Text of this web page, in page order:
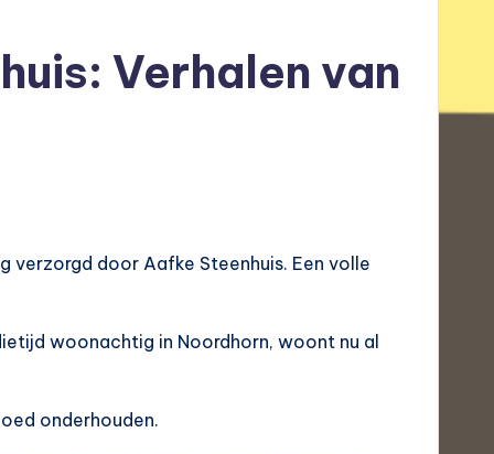
Verhalen van
verzorgd door Aafke Steenhuis. Een volle
woonachtig in Noordhorn, woont nu al
onderhouden.